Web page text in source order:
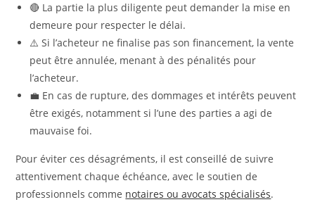
🔴 La partie la plus diligente peut demander la mise en
demeure pour respecter le délai.
⚠️ Si l’acheteur ne finalise pas son financement, la vente
peut être annulée, menant à des pénalités pour
l’acheteur.
💼 En cas de rupture, des dommages et intérêts peuvent
être exigés, notamment si l’une des parties a agi de
mauvaise foi.
Pour éviter ces désagréments, il est conseillé de suivre
attentivement chaque échéance, avec le soutien de
professionnels comme notaires ou avocats spécialisés.